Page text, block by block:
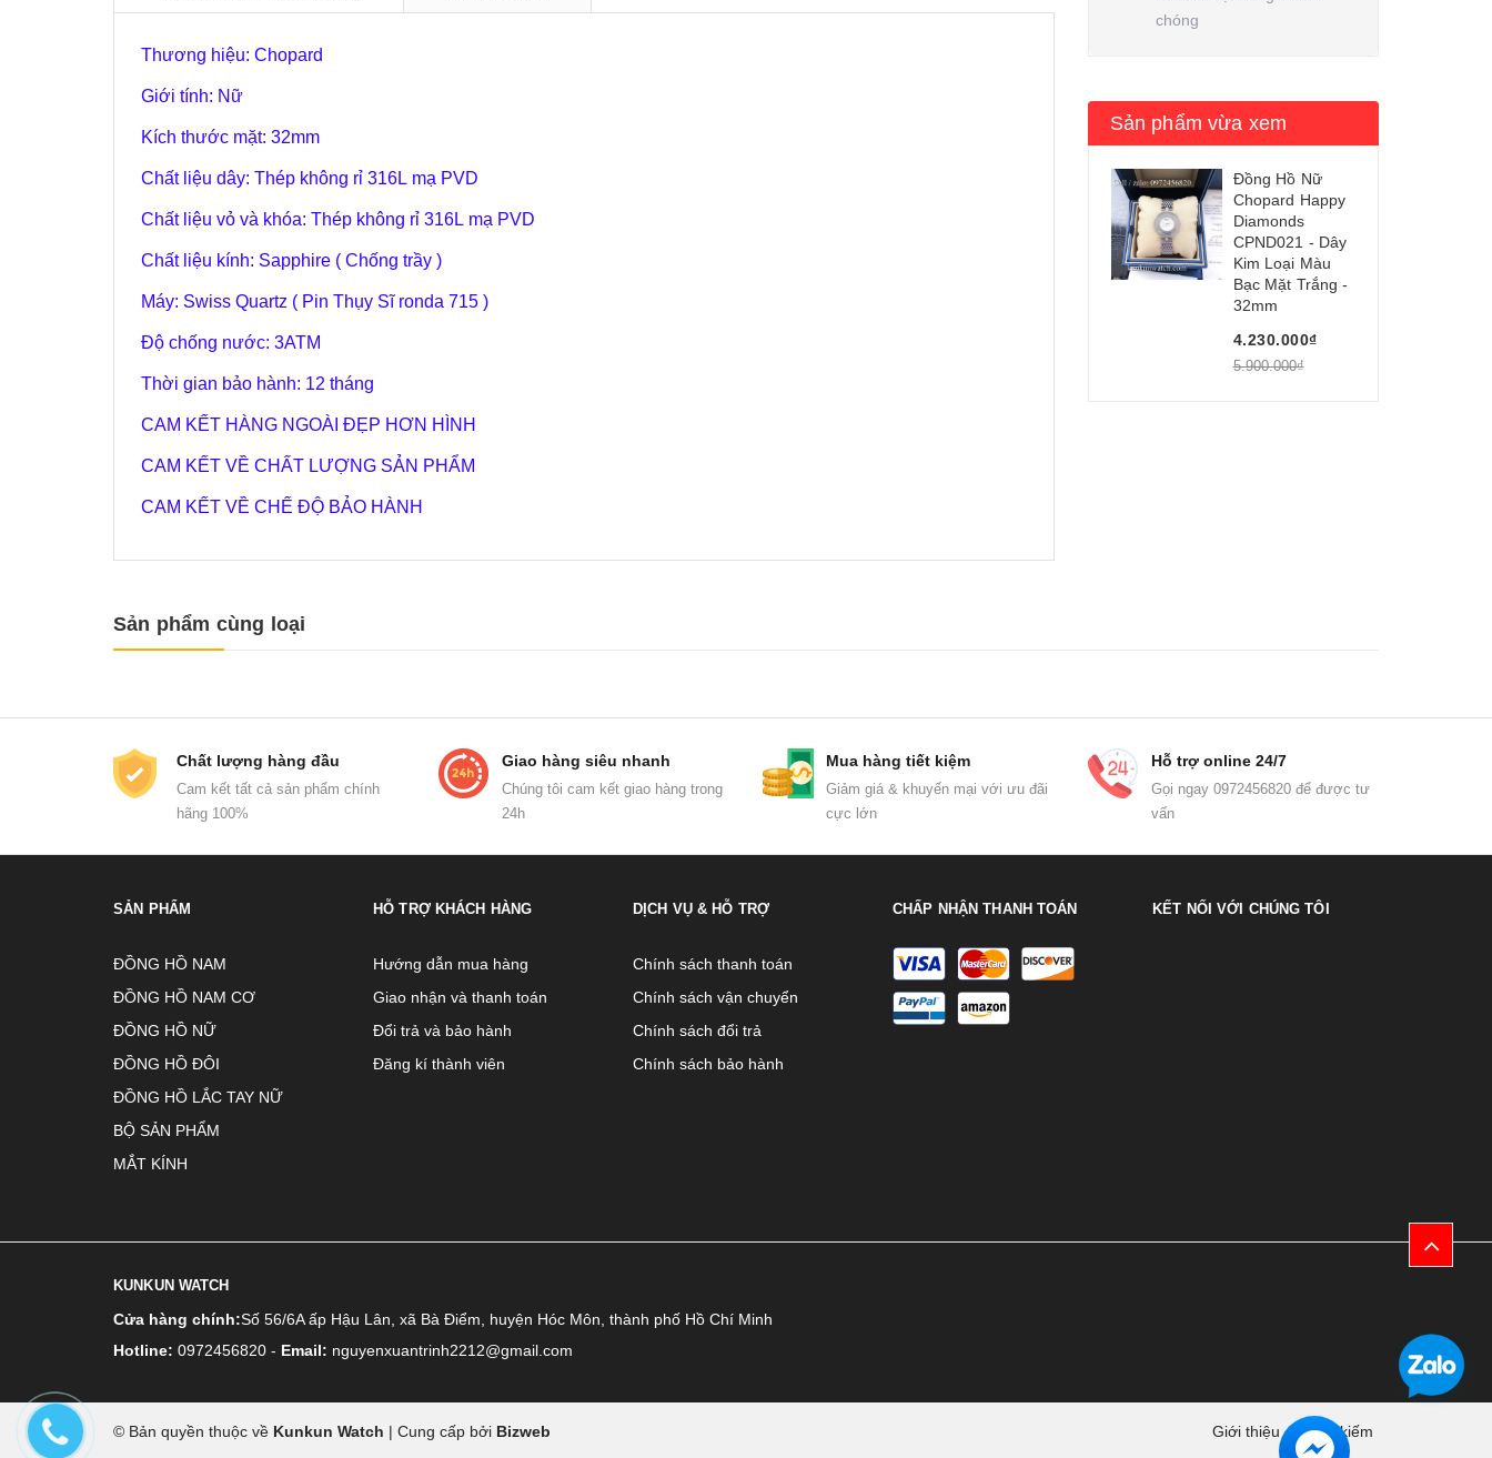
Thương hiệu: Chopard
Giới tính: Nữ
Kích thước mặt: 32mm
Chất liệu dây: Thép không rỉ 316L mạ PVD
Chất liệu vỏ và khóa: Thép không rỉ 316L mạ PVD
Chất liệu kính: Sapphire ( Chống trầy )
Máy: Swiss Quartz ( Pin Thụy Sĩ ronda 715 )
Độ chống nước: 3ATM
Thời gian bảo hành: 12 tháng
CAM KẾT HÀNG NGOÀI ĐẸP HƠN HÌNH
CAM KẾT VỀ CHẤT LƯỢNG SẢN PHẨM
CAM KẾT VỀ CHẾ ĐỘ BẢO HÀNH
chóng
Sản phẩm vừa xem
Đồng Hồ Nữ
Chopard Happy
Diamonds
CPND021 - Dây
Kim Loại Màu
Bạc Mặt Trắng -
32mm
4.230.000₫
5.900.000₫
Sản phẩm cùng loại
Chất lượng hàng đầu
Cam kết tất cả sản phẩm chính
hãng 100%
Giao hàng siêu nhanh
Chúng tôi cam kết giao hàng trong
24h
Mua hàng tiết kiệm
Giảm giá & khuyến mại với ưu đãi
cực lớn
Hỗ trợ online 24/7
Gọi ngay 0972456820 để được tư
vấn
SẢN PHẨM
ĐỒNG HỒ NAM
ĐỒNG HỒ NAM CƠ
ĐỒNG HỒ NỮ
ĐỒNG HỒ ĐÔI
ĐỒNG HỒ LẮC TAY NỮ
BỘ SẢN PHẨM
MẮT KÍNH
HỖ TRỢ KHÁCH HÀNG
Hướng dẫn mua hàng
Giao nhận và thanh toán
Đổi trả và bảo hành
Đăng kí thành viên
DỊCH VỤ & HỖ TRỢ
Chính sách thanh toán
Chính sách vận chuyển
Chính sách đổi trả
Chính sách bảo hành
CHẤP NHẬN THANH TOÁN KẾT NỐI VỚI CHÚNG TÔI
KUNKUN WATCH
Cửa hàng chính:Số 56/6A ấp Hậu Lân, xã Bà Điểm, huyện Hóc Môn, thành phố Hồ Chí Minh
Hotline: 0972456820 - Email: nguyenxuantrinh2212@gmail.com
© Bản quyền thuộc về Kunkun Watch | Cung cấp bởi Bizweb Tìm kiếm
Giới thiệu